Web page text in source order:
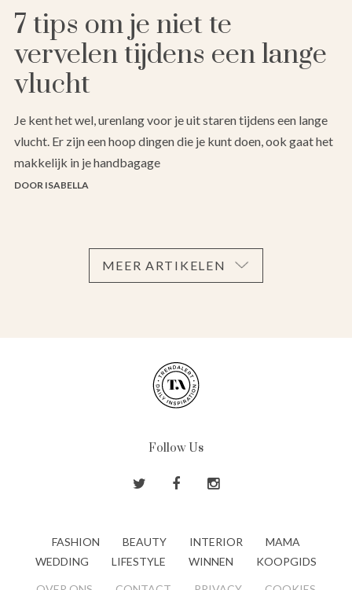
7 tips om je niet te
vervelen tijdens een lange
vlucht
Je kent het wel, urenlang voor je uit staren tijdens een lange
vlucht. Er zijn een hoop dingen die je kunt doen, ook gaat het
makkelijk in je handbagage
DOOR ISABELLA
MEER ARTIKELEN
Follow Us
FASHION BEAUTY INTERIOR
MAMA
WEDDING
LIFESTYLE WINNEN KOOPGIDS